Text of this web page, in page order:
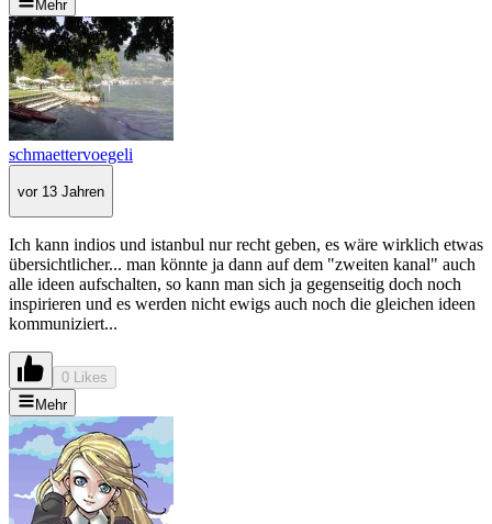
Mehr
schmaettervoegeli
vor 13 Jahren
Ich kann indios und istanbul nur recht geben, es wäre wirklich etwas
übersichtlicher... man könnte ja dann auf dem "zweiten kanal" auch
alle ideen aufschalten, so kann man sich ja gegenseitig doch noch
inspirieren und es werden nicht ewigs auch noch die gleichen ideen
kommuniziert...
0 Likes
Mehr